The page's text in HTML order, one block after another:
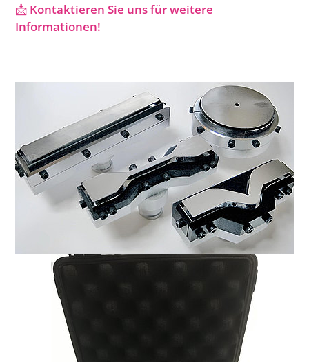
📩 Kontaktieren Sie uns für weitere
Informationen!